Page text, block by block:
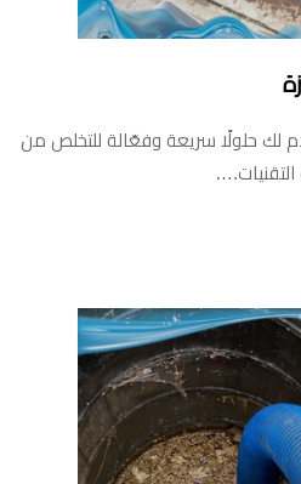
لك حلولًا سريعة وفعّالة للتخلص من